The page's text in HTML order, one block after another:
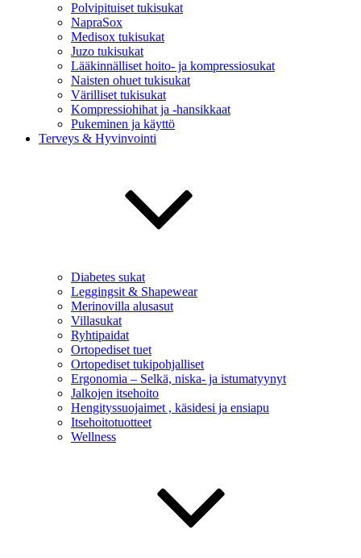
Polvipituiset tukisukat
NapraSox
Medisox tukisukat
Juzo tukisukat
Lääkinnälliset hoito- ja kompressiosukat
Naisten ohuet tukisukat
Värilliset tukisukat
Kompressiohihat ja -hansikkaat
Pukeminen ja käyttö
Terveys & Hyvinvointi
Diabetes sukat
Leggingsit & Shapewear
Merinovilla alusasut
Villasukat
Ryhtipaidat
Ortopediset tuet
Ortopediset tukipohjalliset
Ergonomia – Selkä, niska- ja istumatyynyt
Jalkojen itsehoito
Hengityssuojaimet , käsidesi ja ensiapu
Itsehoitotuotteet
Wellness